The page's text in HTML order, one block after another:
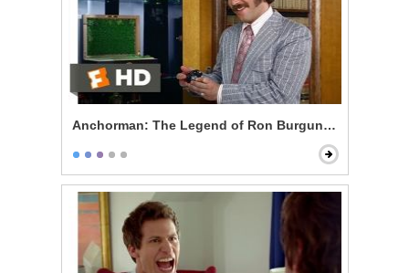
Anchorman: The Legend of Ron Burgundy - 60% of